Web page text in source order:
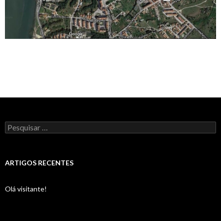
Pesquisar
por:
ARTIGOS RECENTES
Olá visitante!